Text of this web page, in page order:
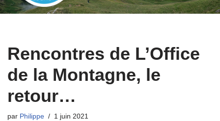
Rencontres de L’Office
de la Montagne, le
retour…
par Philippe 1 juin 2021